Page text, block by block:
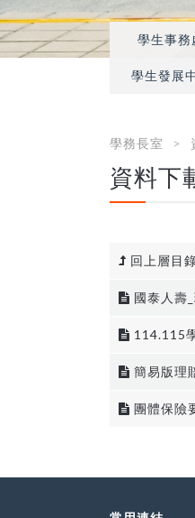
學生事務
學生發展
學務長室
資料下
回上層目
國泰人壽
114.115
簡易版理
團體保險